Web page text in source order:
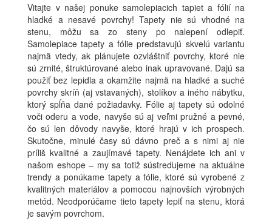
Vitajte v našej ponuke samolepiacich tapiet a fólií na
hladké a nesavé povrchy! Tapety nie sú vhodné na
stenu, môžu sa zo steny po nalepení odlepiť.
Samolepiace tapety a fólie predstavujú skvelú variantu
najmä vtedy, ak plánujete ozvláštniť povrchy, ktoré nie
sú zrnité, štruktúrované alebo inak upravované. Dajú sa
použiť bez lepidla a okamžite najmä na hladké a suché
povrchy skríň (aj vstavaných), stolíkov a iného nábytku,
ktorý spĺňa dané požiadavky. Fólie aj tapety sú odolné
voči oderu a vode, navyše sú aj veľmi pružné a pevné,
čo sú len dôvody navyše, ktoré hrajú v ich prospech.
Skutočne, minulé časy sú dávno preč a s nimi aj nie
príliš kvalitné a zaujímavé tapety. Nenájdete ich ani v
našom eshope – my sa totiž sústreďujeme na aktuálne
trendy a ponúkame tapety a fólie, ktoré sú vyrobené z
kvalitných materiálov a pomocou najnovších výrobných
metód. Neodporúčame tieto tapety lepiť na stenu, ktorá
je savým povrchom.